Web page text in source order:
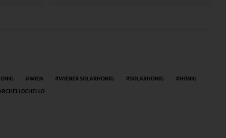
WIEN WIENER SOLARHONIG SOLARHONIG
HONIG